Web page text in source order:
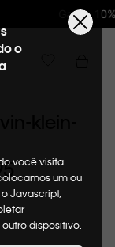
em todas
o
você visita
um ou
Javascript,
dispositivo.
klein-